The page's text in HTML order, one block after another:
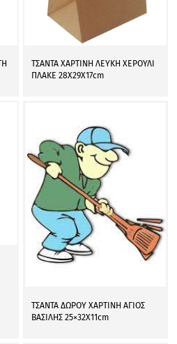
ΤΣΑΝΤΑ ΧΑΡΤΙΝΗ ΛΕΥΚΗ ΧΕΡΟΥΛΙ
ΠΛΑΚΕ 28Χ29Χ17cm
ΤΣΑΝΤΑ ΔΩΡΟΥ ΧΑΡΤΙΝΗ ΑΓΙΟΣ
ΒΑΣΙΛΗΣ 25×32Χ11cm